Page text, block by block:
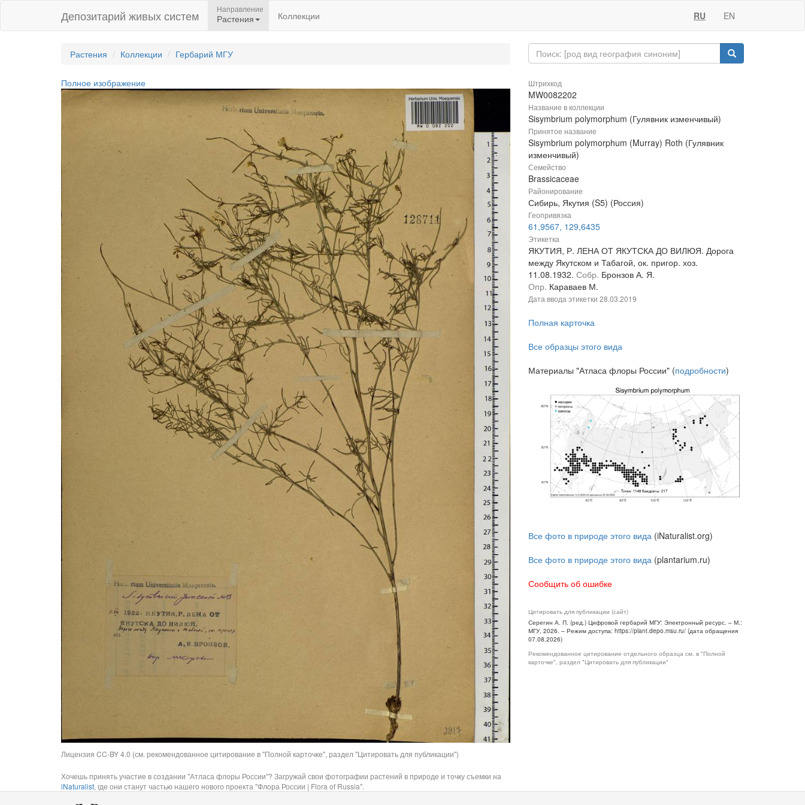
Депозитарий живых систем Направление
Растения Коллекции RU EN
Растения Коллекции Гербарий МГУ
Полное изображение
Лицензия CC-BY 4.0 (см. рекомендованное цитирование в "Полной карточке", раздел "Цитировать для публикации")
Хочешь принять участие в создании "Атласа флоры России"? Загружай свои фотографии растений в природе и точку съемки на
iNaturalist, где они станут частью нашего нового проекта "Флора России | Flora of Russia".
Штрихкод
MW0082202
Название в коллекции
Sisymbrium polymorphum (Гулявник изменчивый)
Принятое название
Sisymbrium polymorphum (Murray) Roth (Гулявник
изменчивый)
Семейство
Brassicaceae
Районирование
Сибирь, Якутия (S5) (Россия)
Геопривязка
61,9567, 129,6435
Этикетка
ЯКУТИЯ, Р. ЛЕНА ОТ ЯКУТСКА ДО ВИЛЮЯ. Дорога
между Якутском и Табагой, ок. пригор. хоз.
11.08.1932. Собр. Бронзов А. Я.
Опр. Караваев М.
Дата ввода этикетки 28.03.2019
Полная карточка
Все образцы этого вида
Материалы "Атласа флоры России" (подробности)
Все фото в природе этого вида (iNaturalist.org)
Все фото в природе этого вида (plantarium.ru)
Сообщить об ошибке
Цитировать для публикации (сайт)
Серегин А. П. (ред.) Цифровой гербарий МГУ: Электронный ресурс. – М.:
МГУ, 2026. – Режим доступа: https://plant.depo.msu.ru/ (дата обращения
07.08.2026)
Рекомендованное цитирование отдельного образца см. в "Полной
карточке", раздел "Цитировать для публикации"